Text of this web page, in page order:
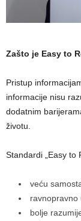
Zašto je Easy to
Pristup
informacije nisu
dodatnim
životu.
Standardi „Easy to
veću
ravnopravno
bolje